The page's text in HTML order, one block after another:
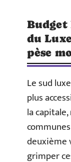
Budget
du
pèse
Le sud
plus
la
deuxième
grimper